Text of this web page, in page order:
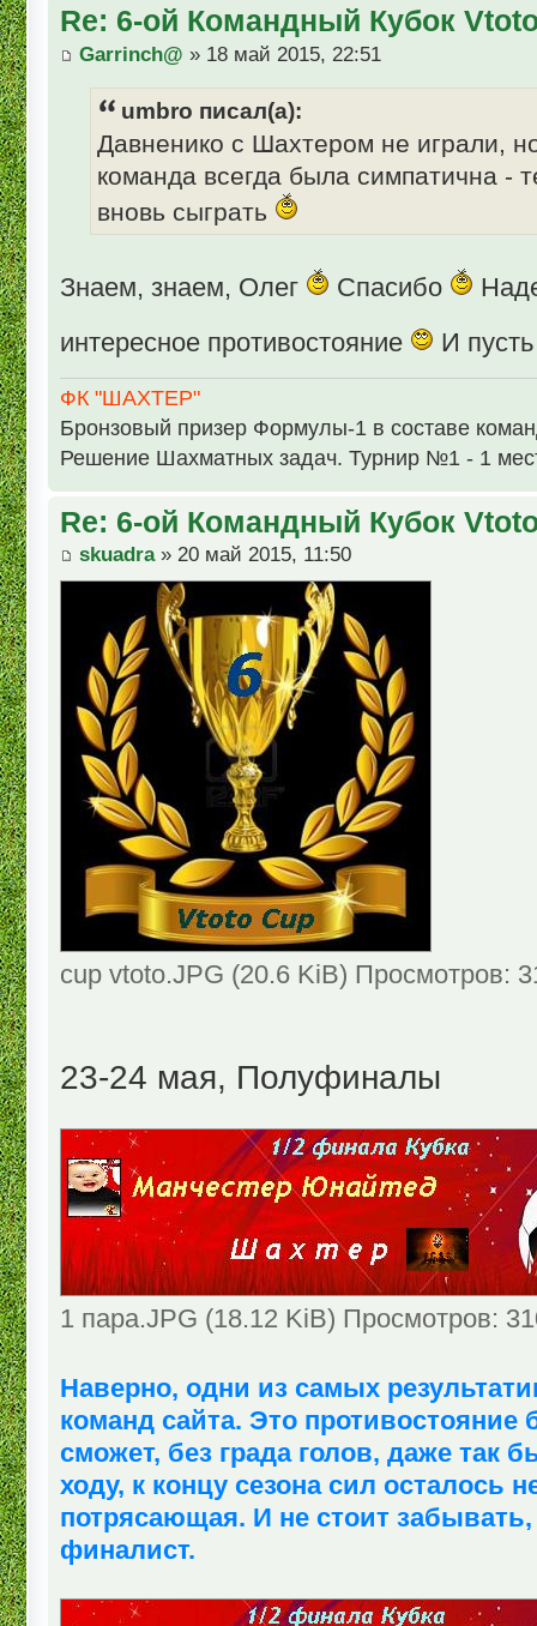
Re: 6-ой Командный Кубок
Garrinch@ » 18 май 2015, 22:51
umbro писал(а):
Давненико с Шахтером не играли,
команда всегда была симпатична -
вновь сыграть
Знаем, знаем, Олег Спасибо
интересное противостояние
И
ФК "ШАХТЕР"
Бронзовый призер Формулы-1 в составе
Решение Шахматных задач. Турнир №1 - 1
Re: 6-ой Командный Кубок
skuadra» 20 май 2015, 11:50
cup vtoto.JPG (20.6 KiB) Просмотров:
23-24 мая, Полуфиналы
1 пара.JPG (18.12 KiB) Просмотров:
Наверно, одни из самых
команд сайта. Это противостояние
сможет, без града голов, даже так
ходу, к концу сезона сил осталось
потрясающая. И не стоит
финалист.